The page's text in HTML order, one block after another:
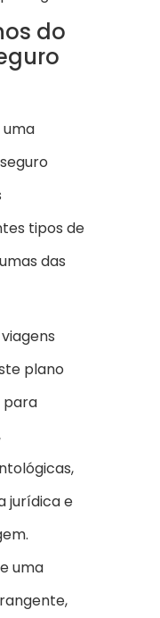
do
uma
tipos de
das
plano
jurídica e
uma